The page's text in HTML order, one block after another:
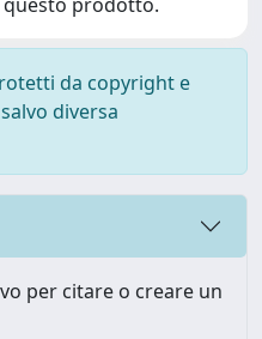
da copyright e
diversa
per citare o creare un